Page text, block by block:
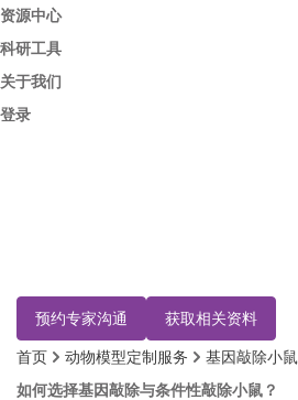
资源中心
科研工具
关于我们
登录
预约专家沟通 获取相关资料
首页 动物模型定制服务
基因敲除小鼠
如何选择基因敲除与条件性敲除小鼠？